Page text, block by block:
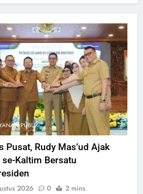
PUBLIK
Pusat, Rudy Mas’ud Ajak
se-Kaltim Bersatu
2026 0 2 mins